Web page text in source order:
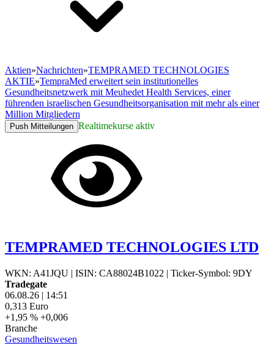
Aktien»Nachrichten»TEMPRAMED TECHNOLOGIES
AKTIE»TempraMed erweitert sein institutionelles
Gesundheitsnetzwerk mit Meuhedet Health Services, einer
führenden israelischen Gesundheitsorganisation mit mehr als einer
Million Mitgliedern
Push Mitteilungen Realtimekurse aktiv
TEMPRAMED TECHNOLOGIES LTD
WKN: A41JQU | ISIN: CA88024B1022 | Ticker-Symbol: 9DY
Tradegate
06.08.26 | 14:51
0,313 Euro
+1,95 % +0,006
Branche
Gesundheitswesen